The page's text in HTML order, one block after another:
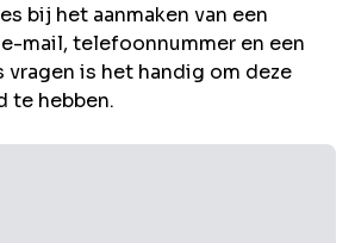
bij het aanmaken van een
mail, telefoonnummer en een
is het handig om deze
te hebben.